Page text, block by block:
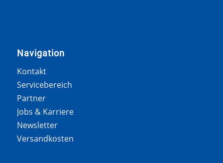
Navigation
Kontakt
Servicebereich
Partner
Jobs & Karriere
Newsletter
Versandkosten